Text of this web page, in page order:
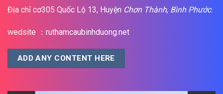
Địa chỉ cơ305 Quốc Lộ 13, Huyện Chơn Thành, Bình Phước.
wedsite ：ruthamcaubinhduong.net
ADD ANY CONTENT HERE